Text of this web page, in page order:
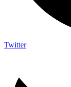
Twitter